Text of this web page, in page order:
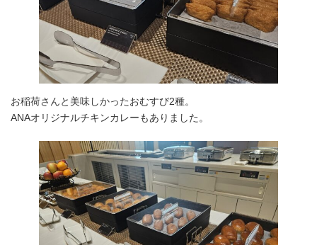
お稲荷さんと美味しかったおむすび2種。
ANAオリジナルチキンカレーもありました。